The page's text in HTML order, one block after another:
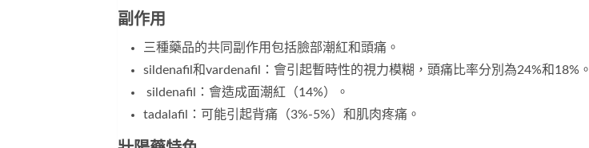
副作用
三種藥品的共同副作用包括臉部潮紅和頭痛。
sildenafil和vardenafil：會引起暫時性的視力模糊，頭痛比率分別為24%和18%。
sildenafil：會造成面潮紅（14%）。
tadalafil：可能引起背痛（3%-5%）和肌肉疼痛。